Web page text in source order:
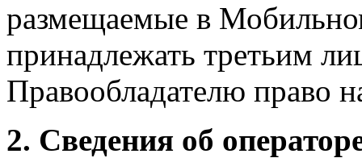
размещаемые в
принадлежать третьим
Правообладателю право
2. Сведения об